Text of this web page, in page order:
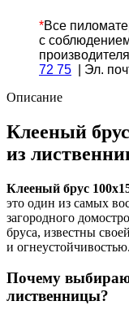
Экстра
лиственницы
*Все
с
72 75 | Эл.
Описание
Клееный
из
Клееный брус
это один из самых
загородного
бруса, известны
и огнеустойчивостью.
Почему
лиственницы?